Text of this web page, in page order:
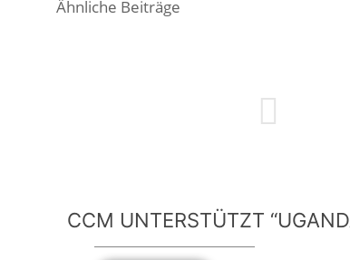
Ähnliche Beiträge
CCM UNTERSTÜTZT